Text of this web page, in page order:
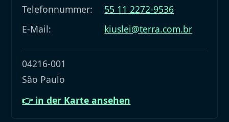
Telefonnummer:
55 11 2272-9536
E-Mail:
kiuslei@terra.com.br
04216-001
São Paulo
👉 in der Karte ansehen